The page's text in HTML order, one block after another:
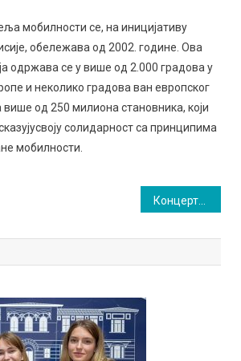
мобилности се, на иницијативу
обележава од 2002. године. Ова
одржава се у више од 2.000 градова у
и неколико градова ван европског
више од 250 милиона становника, који
солидарност са принципима
мобилности.